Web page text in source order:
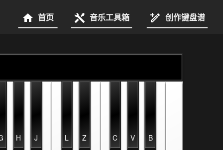
首页 音乐工具箱 创作键盘谱
H J L Z C V B